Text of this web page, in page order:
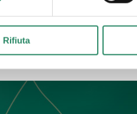
Rifiuta